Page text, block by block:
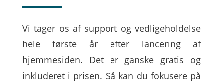
Vi tager os af support og vedligeholdelse
hele første år efter lancering af
hjemmesiden. Det er ganske gratis og
inkluderet i prisen. Så kan du fokusere på